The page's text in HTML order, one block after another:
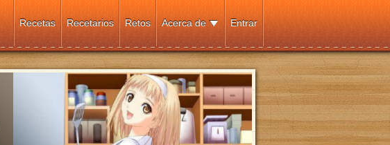
Entrar
Acerca de
Retos
Recetarios
Recetas